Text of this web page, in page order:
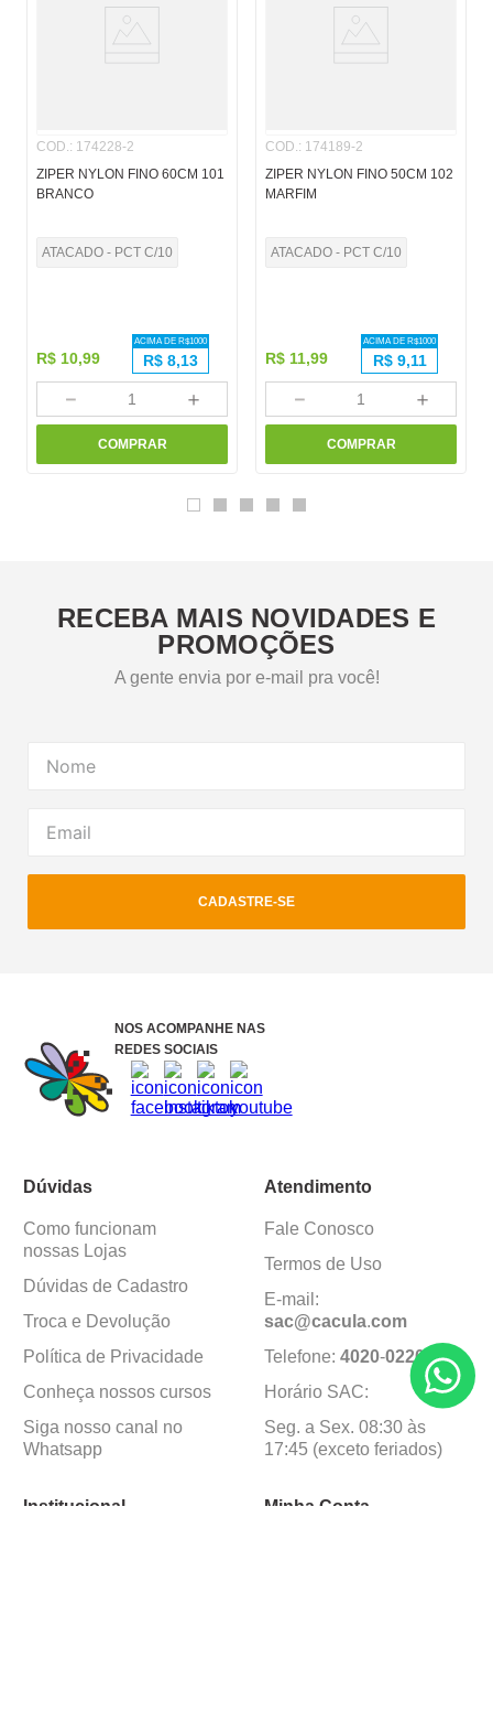
COD.: 174228-2
ZIPER NYLON FINO 60CM 101
BRANCO
ATACADO - PCT C/10
R$ 10,99
ACIMA DE R$1000
R$ 8,13
＋
－
COMPRAR
COD.: 174189-2
ZIPER NYLON FINO 50CM 102
MARFIM
ATACADO - PCT C/10
R$ 11,99
ACIMA DE R$1000
R$ 9,11
＋
－
COMPRAR
RECEBA MAIS NOVIDADES E
PROMOÇÕES
A gente envia por e-mail pra você!
CADASTRE-SE
NOS ACOMPANHE NAS
REDES SOCIAIS
Dúvidas
Como funcionam
nossas Lojas
Dúvidas de Cadastro
Troca e Devolução
Política de Privacidade
Conheça nossos cursos
Siga nosso canal no
Whatsapp
Atendimento
Fale Conosco
Termos de Uso
E-mail:
sac@cacula.com
Telefone: 4020-0220
Horário SAC:
Seg. a Sex. 08:30 às
17:45 (exceto feriados)
Institucional Minha Conta